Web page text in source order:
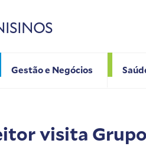
Gestão e Negócios
visita